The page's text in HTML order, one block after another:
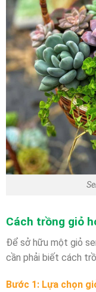
Cách trồng giỏ
Để sở hữu một giỏ
cần phải biết cách
Bước 1: Lựa chọn